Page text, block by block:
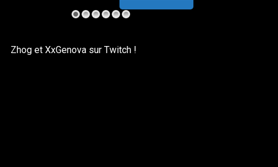
Zhog et XxGenova sur Twitch !